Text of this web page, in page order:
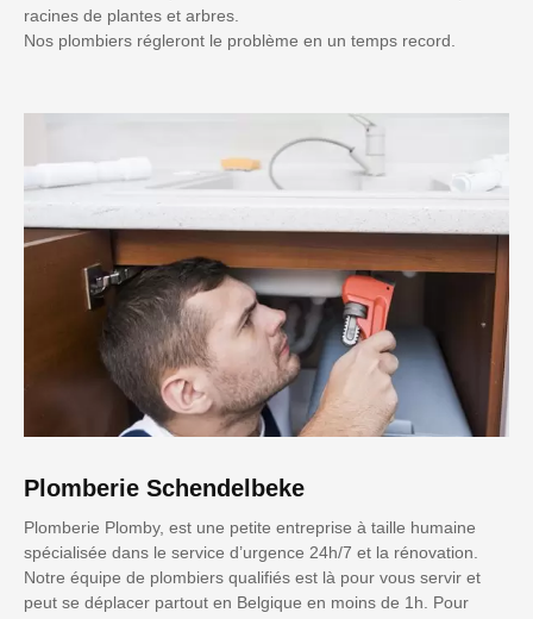
racines de plantes et arbres.
Nos plombiers régleront le problème en un temps record.
Plomberie Schendelbeke
Plomberie Plomby, est une petite entreprise à taille humaine
spécialisée dans le service d’urgence 24h/7 et la rénovation.
Notre équipe de plombiers qualifiés est là pour vous servir et
peut se déplacer partout en Belgique en moins de 1h. Pour